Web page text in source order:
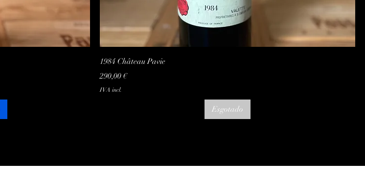
1984 Château Pavie
Preço
290,00 €
IVA incl.
Esgotado